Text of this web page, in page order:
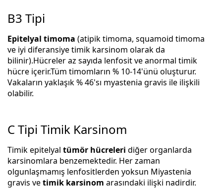
B3 Tipi
Epitelyal timoma (atipik timoma, squamoid timoma
ve iyi diferansiye timik karsinom olarak da
bilinir).Hücreler az sayıda lenfosit ve anormal timik
hücre içerir.Tüm timomların % 10-14'ünü oluşturur.
Vakaların yaklaşık % 46'sı myastenia gravis ile ilişkili
olabilir.
C Tipi Timik Karsinom
Timik epitelyal tümör hücreleri diğer organlarda
karsinomlara benzemektedir. Her zaman
olgunlaşmamış lenfositlerden yoksun Miyastenia
gravis vetimik karsinom arasındaki ilişki nadirdir.